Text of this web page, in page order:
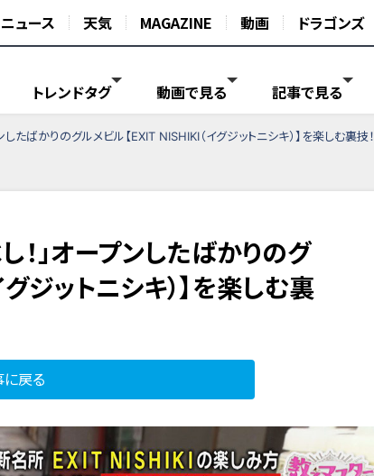
ニュース 天気 MAGAZINE 動画 ドラゴンズ
トレンドタグ 動画で見る 記事で見る
たばかりのグルメビル【EXIT NISHIKI（イグジットニシキ）】を楽しむ裏技！
！」オープンしたばかりのグ
ジットニシキ）】を楽しむ裏
戻る